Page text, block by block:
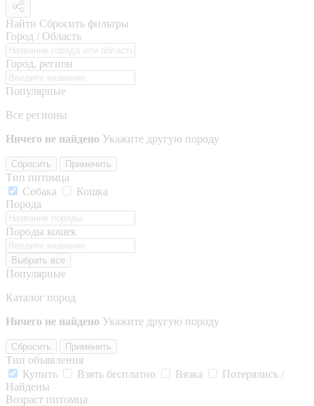
Найти Сбросить фильтры
Город / Область
Город, регион
Популярные
Все регионы
Ничего не найдено Укажите другую породу
Сбросить Применить
Тип питомца
Собака
Кошка
Порода
Породы кошек
Выбрать все
Популярные
Каталог пород
Ничего не найдено Укажите другую породу
Сбросить Применить
Тип объявления
Купить
Взять бесплатно Вязка
Потерялись /
Найдены
Возраст питомца